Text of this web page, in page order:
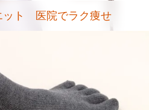
ット 医院でラク痩せ